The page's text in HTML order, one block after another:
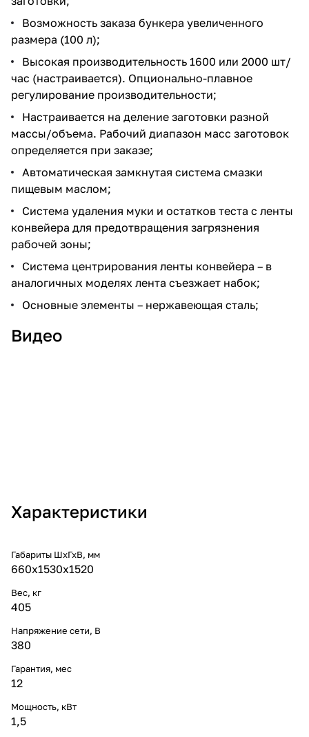
Возможность заказа бункера увеличенного
размера (100 л);
Высокая производительность 1600 или 2000 шт/
час (настраивается). Опционально-плавное
регулирование производительности;
Настраивается на деление заготовки разной
массы/объема. Рабочий диапазон масс заготовок
определяется при заказе;
Автоматическая замкнутая система смазки
пищевым маслом;
Система удаления муки и остатков теста с ленты
конвейера для предотвращения загрязнения
рабочей зоны;
Система центрирования ленты конвейера – в
аналогичных моделях лента съезжает набок;
Основные элементы – нержавеющая сталь;
Видео
Характеристики
Габариты ШхГхВ, мм
660x1530x1520
Вес, кг
405
Напряжение сети, В
380
Гарантия, мес
12
Мощность, кВт
1,5